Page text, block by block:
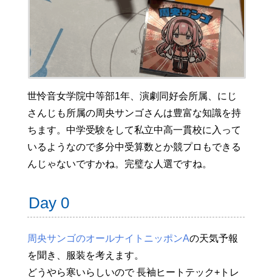
世怜音女学院中等部1年、演劇同好会所属、にじ
さんじも所属の周央サンゴさんは豊富な知識を持
ちます。中学受験をして私立中高一貫校に入って
いるようなので多分中受算数とか競プロもできる
んじゃないですかね。完璧な人選ですね。
Day 0
周央サンゴのオールナイトニッポンAの天気予報
を聞き、服装を考えます。
どうやら寒いらしいので 長袖ヒートテック+トレ